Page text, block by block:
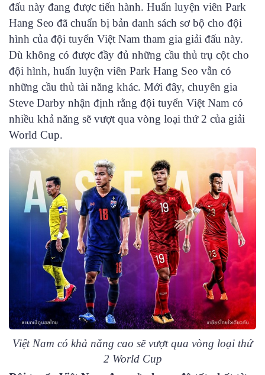
đấu này đang được tiến hành. Huấn luyện viên Park
Hang Seo đã chuẩn bị bản danh sách sơ bộ cho đội
hình của đội tuyển Việt Nam tham gia giải đấu này.
Dù không có được đầy đủ những cầu thủ trụ cột cho
đội hình, huấn luyện viên Park Hang Seo vẫn có
những cầu thủ tài năng khác. Mới đây, chuyên gia
Steve Darby nhận định rằng đội tuyển Việt Nam có
nhiều khả năng sẽ vượt qua vòng loại thứ 2 của giải
World Cup.
Việt Nam có khả năng cao sẽ vượt qua vòng loại thứ
2 World Cup